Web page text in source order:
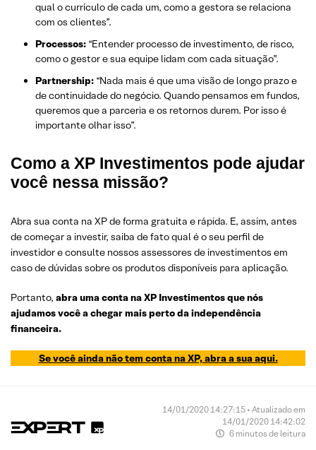
qual o currículo de cada um, como a gestora se relaciona
com os clientes”.
Processos: “Entender processo de investimento, de risco,
como o gestor e sua equipe lidam com cada situação”.
Partnership: “Nada mais é que uma visão de longo prazo e
de continuidade do negócio. Quando pensamos em fundos,
queremos que a parceria e os retornos durem. Por isso é
importante olhar isso”.
Como a XP Investimentos pode ajudar
você nessa missão?
Abra sua conta na XP de forma gratuita e rápida. E, assim, antes
de começar a investir, saiba de fato qual é o seu perfil de
investidor e consulte nossos assessores de investimentos em
caso de dúvidas sobre os produtos disponíveis para aplicação.
Portanto, abra uma conta na XP Investimentos que nós
ajudamos você a chegar mais perto da independência
financeira.
Se você ainda não tem conta na XP, abra a sua aqui.
14/01/2020 14:27:15 • Atualizado em
14/01/2020 14:42:02
6 minutos de leitura